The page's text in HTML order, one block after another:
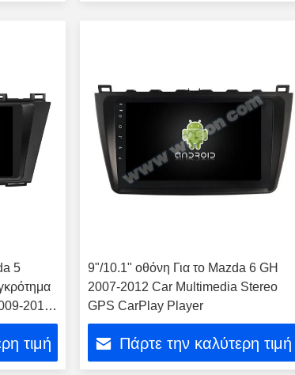
5
2012
τιμή
9"/10.1" οθόνη Για το Mazda 6 GH
2007-2012 Car Multimedia Stereo
GPS CarPlay Player
Πάρτε την καλύτερη τιμή